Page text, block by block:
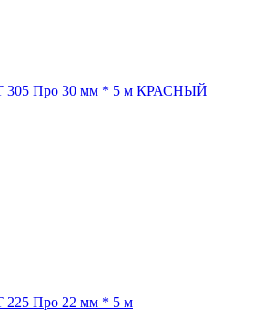
305 Про 30 мм * 5 м КРАСНЫЙ
225 Про 22 мм * 5 м